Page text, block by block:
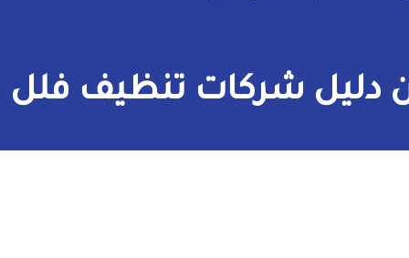
شركات تنظيف فلل